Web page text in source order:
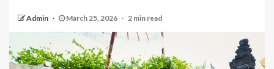
Admin March 25, 2026 2 min read